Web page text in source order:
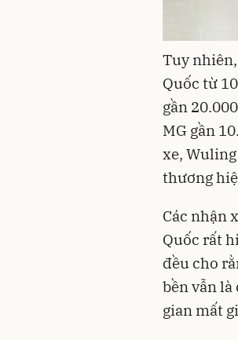
Tuy
Quốc từ
gần
MG gần
xe,
thương
Các nhận
Quốc rất
đều cho
bền vẫn
gian mất